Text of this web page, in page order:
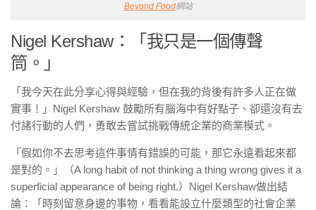
Beyond Food網站
Nigel Kershaw：「我只是一個傳聲
筒。」
「我今天在此分享心得與經驗，但在我的背後有許多人正在做
實事！」Nigel Kershaw 鼓勵所有腦海中有好點子、卻還沒有去
付諸行動的人們，勇敢去嘗試挑戰傳統企業的商業模式。
「假如你不去思考這件事情有錯誤的可能，那它永遠看起來都
是對的。」（A long habit of not thinking a thing wrong gives it a
superficial appearance of being right.） Nigel Kershaw做出結
論：
「時刻留意身邊的事物，看看能設立什麼類型的社會企業